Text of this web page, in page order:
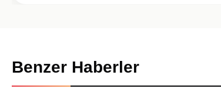
Benzer Haberler